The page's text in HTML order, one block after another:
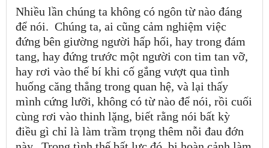
Nhiều lần chúng ta không có ngôn từ nào đáng
để nói. Chúng ta, ai cũng cảm nghiệm việc
đứng bên giường người hấp hối, hay trong đám
tang, hay đứng trước một người con tim tan vỡ,
hay rơi vào thế bí khi cố gắng vượt qua tình
huống căng thẳng trong quan hệ, và lại thấy
mình cứng lưỡi, không có từ nào để nói, rồi cuối
cùng rơi vào thinh lặng, biết rằng nói bất kỳ
điều gì chỉ là làm trầm trọng thêm nỗi đau đớn